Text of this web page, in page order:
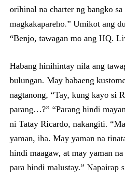
orihinal na charter ng bangko
magkakapareho.” Umikot ang
“Benjo, tawagan mo ang HQ.
Habang hinihintay nila ang
bulungan. May babaeng
nagtanong, “Tay, kung kayo si
parang…?” “Parang hindi
ni Tatay Ricardo, nakangiti.
yaman, iha. May yaman na
hindi maagaw, at may yaman
para hindi malustay.” Napairap